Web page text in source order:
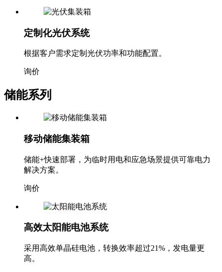
定制化光伏系统
根据客户需求定制光伏功率和功能配置。
询价
储能系列
移动储能集装箱
储能+快速部署，为临时用电和应急场景提供可靠电力
解决方案。
询价
高效太阳能电池系统
采用高效单晶硅电池，转换效率超过21%，发电量更
高。